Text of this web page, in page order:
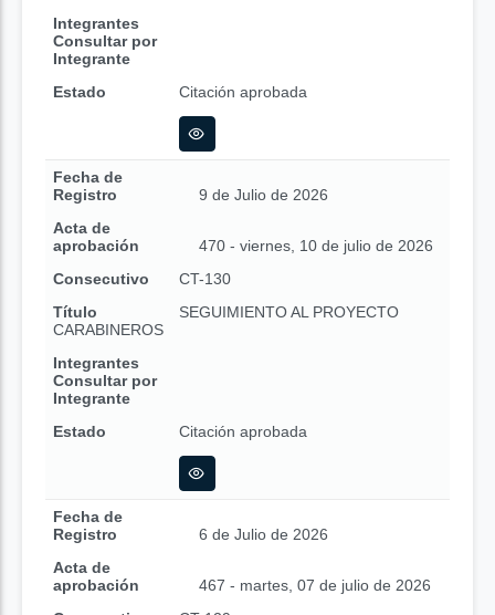
Integrantes
Consultar por
Integrante
Estado
Citación aprobada
Fecha de
Registro
9 de Julio de 2026
Acta de
aprobación
470 - viernes, 10 de julio de 2026
Consecutivo
CT-130
Título
SEGUIMIENTO AL PROYECTO
CARABINEROS
Integrantes
Consultar por
Integrante
Estado
Citación aprobada
Fecha de
Registro
6 de Julio de 2026
Acta de
aprobación
467 - martes, 07 de julio de 2026